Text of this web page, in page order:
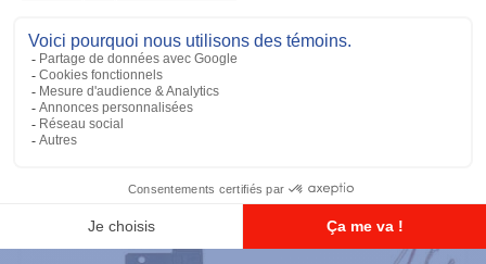
Power Cable to Battery (20 feet, 20
amp)
Ajouter à la liste